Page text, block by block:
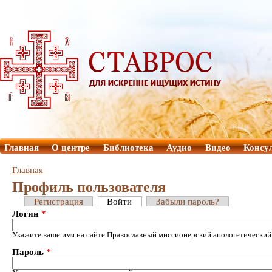
Главная О центре Библиотека Аудио Видео
Главная
Профиль пользователя
Регистрация Войти
Забыли пароль?
Логин *
Укажите ваше имя на сайте Православный миссионерский
Пароль *